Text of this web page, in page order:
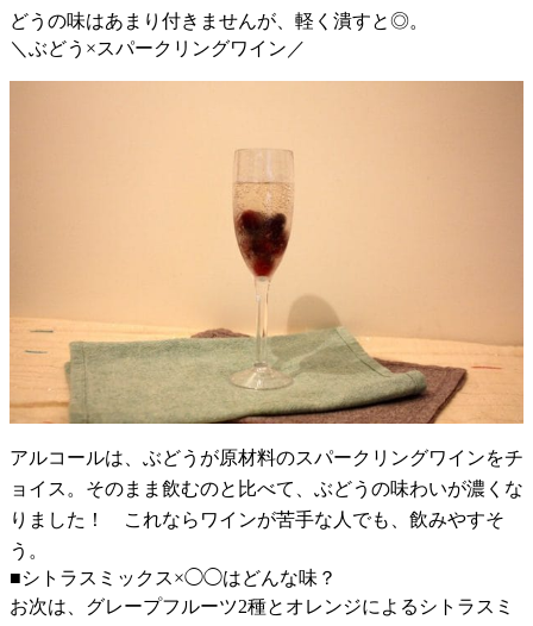
どうの味はあまり付きませんが、軽く潰すと◎。
＼ぶどう×スパークリングワイン／
アルコールは、ぶどうが原材料のスパークリングワインをチ
ョイス。そのまま飲むのと比べて、ぶどうの味わいが濃くな
りました！ これならワインが苦手な人でも、飲みやすそ
う。
■シトラスミックス×◯◯はどんな味？
お次は、グレープフルーツ2種とオレンジによるシトラスミ